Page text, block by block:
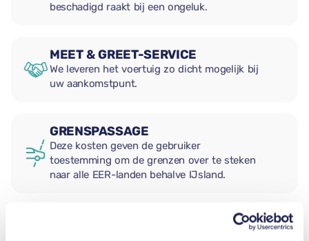
beschadigd raakt bij een ongeluk.
MEET & GREET-SERVICE
We leveren het voertuig zo dicht mogelijk bij
uw aankomstpunt.
GRENSPASSAGE
Deze kosten geven de gebruiker
toestemming om de grenzen over te steken
naar alle EER-landen behalve IJsland.